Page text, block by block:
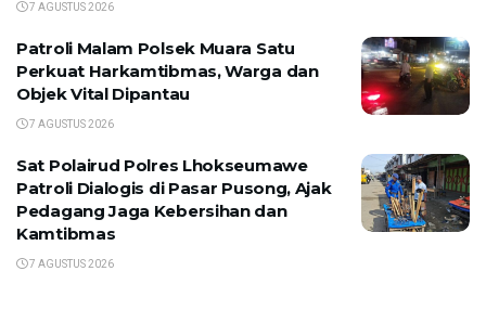
7 AGUSTUS 2026
Patroli Malam Polsek Muara Satu
Perkuat Harkamtibmas, Warga dan
Objek Vital Dipantau
7 AGUSTUS 2026
Sat Polairud Polres Lhokseumawe
Patroli Dialogis di Pasar Pusong, Ajak
Pedagang Jaga Kebersihan dan
Kamtibmas
7 AGUSTUS 2026